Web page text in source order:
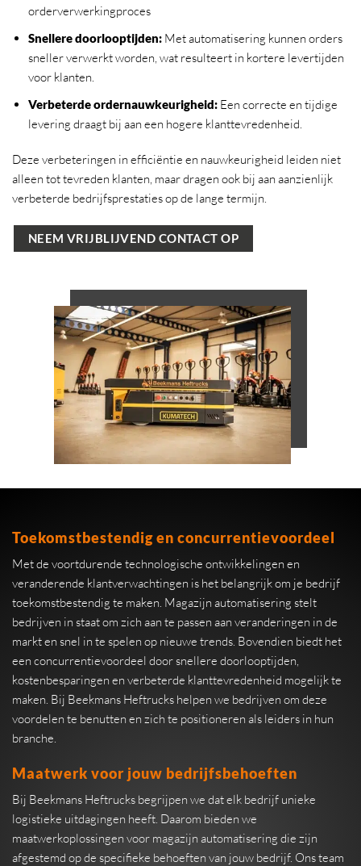
orderverwerkingproces
Snellere doorlooptijden:Met automatisering kunnen orders
sneller verwerkt worden, wat resulteert in kortere levertijden
voor klanten.
Verbeterde ordernauwkeurigheid:Een correcte en tijdige
levering draagt bij aan een hogere klanttevredenheid.
Deze verbeteringen in efficiëntie en nauwkeurigheid leiden niet
alleen tot tevreden klanten, maar dragen ook bij aan aanzienlijk
verbeterde bedrijfsprestaties op de lange termijn.
NEEM VRIJBLIJVEND CONTACT OP
Toekomstbestendig en concurrentievoordeel
Met de voortdurende technologische ontwikkelingen en
veranderende klantverwachtingen is het belangrijk om je bedrijf
toekomstbestendig te maken. Magazijn automatisering stelt
bedrijven in staat om zich aan te passen aan veranderingen in de
markt en snel in te spelen op nieuwe trends. Bovendien biedt het
een concurrentievoordeel door snellere doorlooptijden,
kostenbesparingen en verbeterde klanttevredenheid mogelijk te
maken. Bij Beekmans Heftrucks helpen we bedrijven om deze
voordelen te benutten en zich te positioneren als leiders in hun
branche.
Maatwerk voor jouw bedrijfsbehoeften
Bij Beekmans Heftrucks begrijpen we dat elk bedrijf unieke
logistieke uitdagingen heeft. Daarom bieden we
maatwerkoplossingen voor magazijn automatisering die zijn
afgestemd op de specifieke behoeften van jouw bedrijf. Ons team